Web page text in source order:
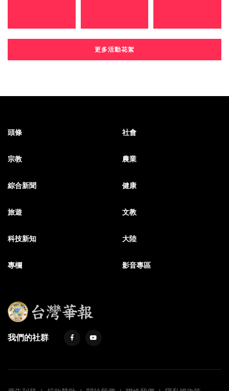
更多活動花絮
頭條 社會
宗教 農業
綜合新聞 健康
旅遊 文教
科技新知 大陸
專欄 影音專區
我們的社群